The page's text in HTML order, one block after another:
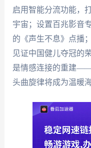
启用智能分流功能，
宇宙；设置百兆影音
的《声生不息》点播
见证中国健儿夺冠的
是情感连接的重建
头曲旋律将成为温暖